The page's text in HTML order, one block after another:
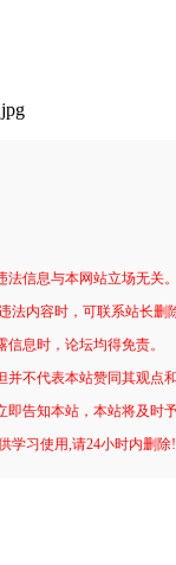
法信息与本网站立场无关
法内容时，可联系站长删
息时，论坛均得免责。
并不代表本站赞同其观点
即告知本站，本站将及时
学习使用,请24小时内删